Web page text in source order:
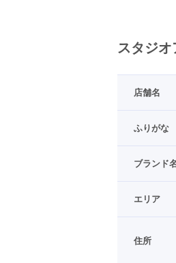
スタジ
店舗名
ふりがな
ブランド
エリア
住所